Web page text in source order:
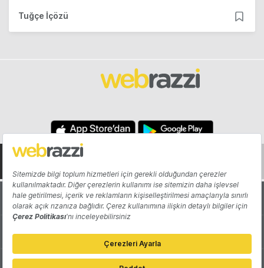
Tuğçe İçözü
Hakkında Yazarlar
Katkıda Bulun Reklam